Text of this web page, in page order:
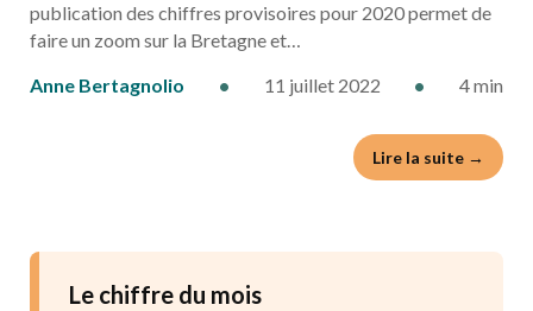
publication des chiffres provisoires pour 2020 permet de
faire un zoom sur la Bretagne et…
Anne Bertagnolio
• 11 juillet 2022 • 4 min
Lire la suite →
Le chiffre du mois